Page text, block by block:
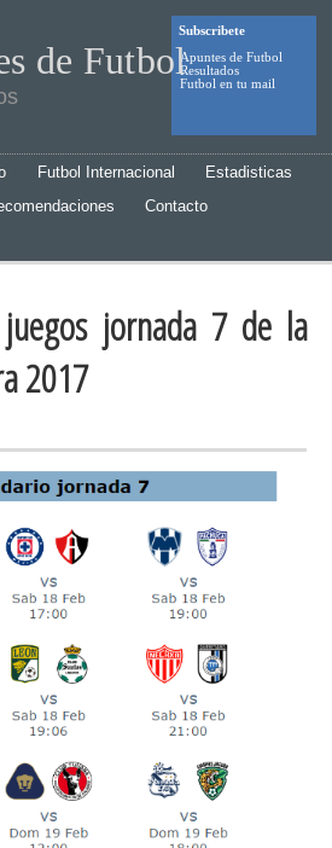
Subscribete
Apuntes de Futbol
Resultados
Futbol en tu mail
de Futbol
Futbol Internacional
Estadisticas
Contacto
jornada 7 de la
2017